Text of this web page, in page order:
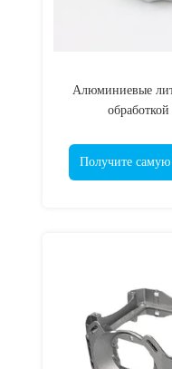
Алюминиевые
Получите